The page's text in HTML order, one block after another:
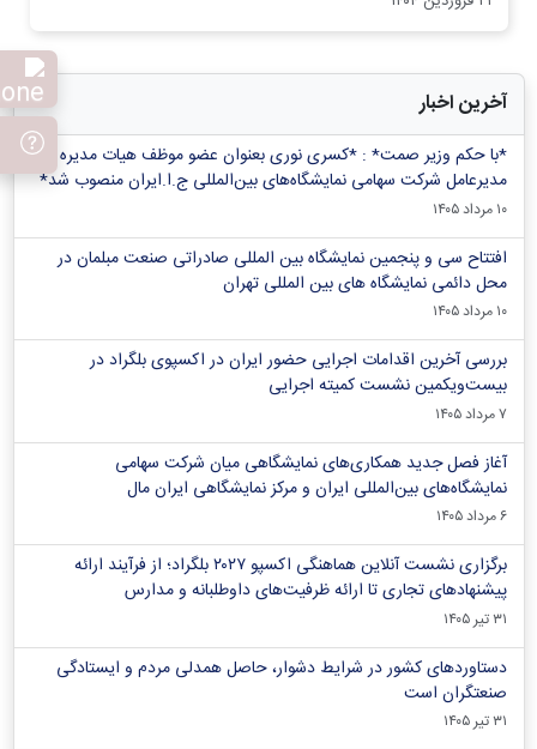
آخرین اخبار
*با حکم وزیر صمت* : *کسری نوری بعنوان عضو موظف هیات مدیره و
مدیرعامل شرکت سهامی نمایشگاه‌های بین‌المللی ج.ا.ایران منصوب شد*
۱۰ مرداد ۱۴۰۵
افتتاح سی و پنجمین نمایشگاه بین المللی صادراتی صنعت مبلمان در
محل دائمی نمایشگاه های بین المللی تهران
۱۰ مرداد ۱۴۰۵
بررسی آخرین اقدامات اجرایی حضور ایران در اکسپوی بلگراد در
بیست‌ویکمین نشست کمیته اجرایی
۷ مرداد ۱۴۰۵
آغاز فصل جدید همکاری‌های نمایشگاهی میان شرکت سهامی
نمایشگاه‌های بین‌المللی ایران و مرکز نمایشگاهی ایران‌ مال
۶ مرداد ۱۴۰۵
برگزاری نشست آنلاین هماهنگی اکسپو ۲۰۲۷ بلگراد؛ از فرآیند ارائه
پیشنهادهای تجاری تا ارائه ظرفیت‌های داوطلبانه و مدارس
۳۱ تیر ۱۴۰۵
دستاوردهای کشور در شرایط دشوار، حاصل همدلی مردم و ایستادگی
صنعتگران است
۳۱ تیر ۱۴۰۵